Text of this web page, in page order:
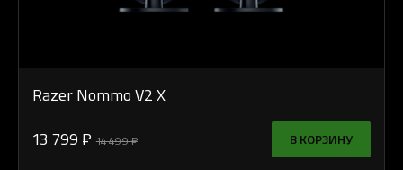
Razer Nommo V2 X
13 799 ₽ 14 499 ₽ В КОРЗИНУ